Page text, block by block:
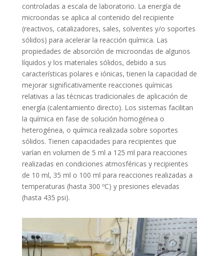
controladas a escala de laboratorio. La energía de
microondas se aplica al contenido del recipiente
(reactivos, catalizadores, sales, solventes y/o soportes
sólidos) para acelerar la reacción química. Las
propiedades de absorción de microondas de algunos
líquidos y los materiales sólidos, debido a sus
características polares e iónicas, tienen la capacidad de
mejorar significativamente reacciones químicas
relativas a las técnicas tradicionales de aplicación de
energía (calentamiento directo). Los sistemas facilitan
la química en fase de solución homogénea o
heterogénea, o química realizada sobre soportes
sólidos. Tienen capacidades para recipientes que
varían en volumen de 5 ml a 125 ml para reacciones
realizadas en condiciones atmosféricas y recipientes
de 10 ml, 35 ml o 100 ml para reacciones realizadas a
temperaturas (hasta 300 ºC) y presiones elevadas
(hasta 435 psi).